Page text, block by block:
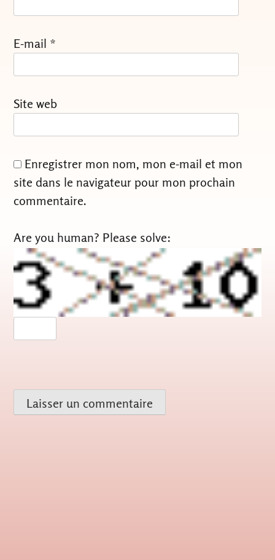
E-mail *
Site web
Enregistrer mon nom, mon e-mail et mon
site dans le navigateur pour mon prochain
commentaire.
Are you human? Please solve: